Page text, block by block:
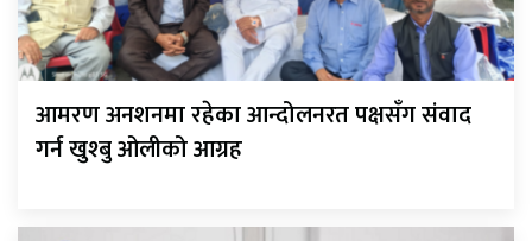
आमरण अनशनमा रहेका आन्दोलनरत पक्षसँग संवाद
गर्न खुश्बु ओलीको आग्रह